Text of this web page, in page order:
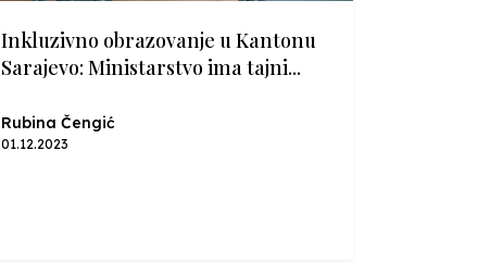
Inkluzivno obrazovanje u Kantonu
Sarajevo: Ministarstvo ima tajni...
Rubina Čengić
01.12.2023